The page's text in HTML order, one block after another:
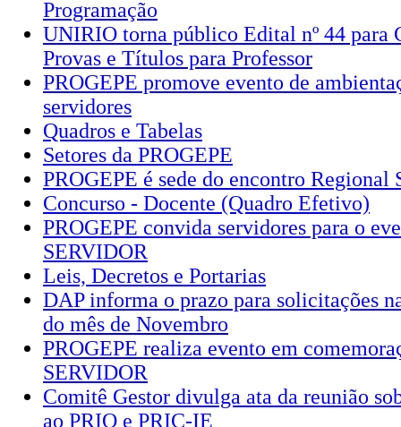
Programação
UNIRIO torna público Edital nº 44 para
Provas e Títulos para Professor
PROGEPE promove evento de
servidores
Quadros e Tabelas
Setores da PROGEPE
PROGEPE é sede do encontro Regional
Concurso - Docente (Quadro Efetivo)
PROGEPE convida servidores para o
SERVIDOR
Leis, Decretos e Portarias
DAP informa o prazo para solicitações
do mês de Novembro
PROGEPE realiza evento em
SERVIDOR
Comitê Gestor divulga ata da reunião
ao PRIQ e PRIC-IE